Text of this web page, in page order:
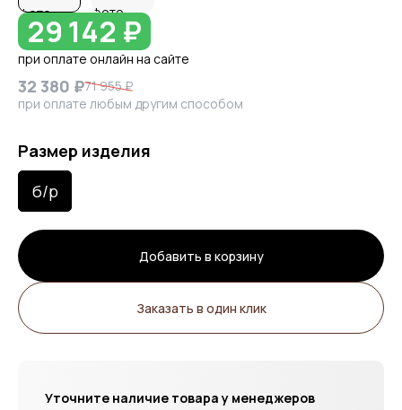
29 142 ₽
при оплате онлайн на сайте
32 380 ₽71 955 ₽
при оплате любым другим способом
Размер изделия
б/р
Добавить в корзину
Заказать в один клик
Уточните наличие товара у менеджеров